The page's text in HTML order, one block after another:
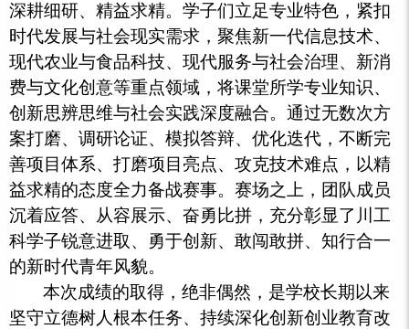
深耕细研、精益求精。学子们立足专业特色，紧扣
时代发展与社会现实需求，聚焦新一代信息技术、
现代农业与食品科技、现代服务与社会治理、新消
费与文化创意等重点领域，将课堂所学专业知识、
创新思辨思维与社会实践深度融合。通过无数次方
案打磨、调研论证、模拟答辩、优化迭代，不断完
善项目体系、打磨项目亮点、攻克技术难点，以精
益求精的态度全力备战赛事。赛场之上，团队成员
沉着应答、从容展示、奋勇比拼，充分彰显了川工
科学子锐意进取、勇于创新、敢闯敢拼、知行合一
的新时代青年风貌。
本次成绩的取得，绝非偶然，是学校长期以来
坚守立德树人根本任务、持续深化创新创业教育改